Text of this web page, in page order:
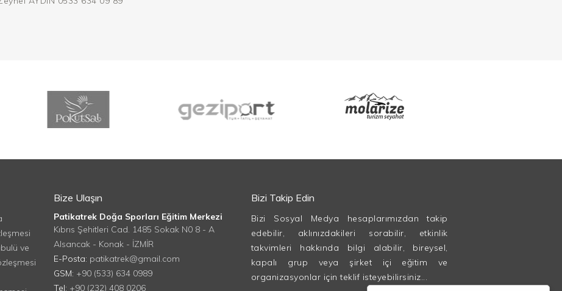
ve
Bize Ulaşın
Patikatrek Doğa Sporları Eğitim Merkezi
Kıbrıs Şehitleri Cad. 1485 Sokak N0 8 - A
Alsancak - Konak - İZMİR
E-Posta: patikatrek@gmail.com
GSM: +90 (533) 634 0989
Tel: +90 (232) 408 0206
Bizi Takip Edin
Bizi Sosyal Medya hesaplarımızdan takip
edebilir, aklınızdakileri sorabilir, etkinlik
takvimleri hakkında bilgi alabilir, bireysel,
kapalı grup veya şirket içi eğitim ve
organizasyonlar için teklif isteyebilirsiniz...